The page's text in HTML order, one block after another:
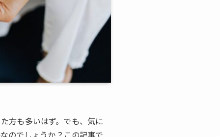
方も多いはず。でも、気に
のでしょうか？この記事で